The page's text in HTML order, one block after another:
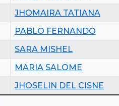
JHOMAIRA TATIANA
PABLO FERNANDO
SARA MISHEL
MARIA SALOME
JHOSELIN DEL CISNE